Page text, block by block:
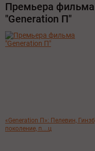
Премьера фильма
"Generation П"
«Generation П»: Пелевин,
поколение, п....ц